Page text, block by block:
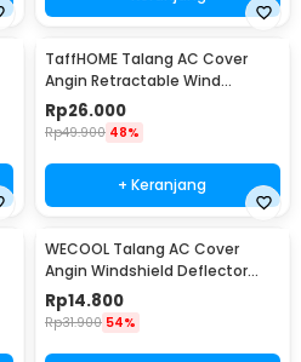
TaffHOME Talang AC Cover
Angin Retractable Wind
Deflector - W92
Rp26.000
Rp49.900 48%
+ Keranjang
WECOOL Talang AC Cover
Angin Windshield Deflector
Cute Design Winter Ice World -
WL90
Rp14.800
Rp31.900 54%